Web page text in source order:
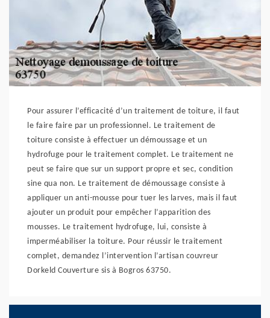
Pour assurer l’efficacité d’un traitement de toiture, il faut
le faire faire par un professionnel. Le traitement de
toiture consiste à effectuer un démoussage et un
hydrofuge pour le traitement complet. Le traitement ne
peut se faire que sur un support propre et sec, condition
sine qua non. Le traitement de démoussage consiste à
appliquer un anti-mousse pour tuer les larves, mais il faut
ajouter un produit pour empêcher l’apparition des
mousses. Le traitement hydrofuge, lui, consiste à
imperméabiliser la toiture. Pour réussir le traitement
complet, demandez l’intervention l’artisan couvreur
Dorkeld Couverture sis à Bogros 63750.